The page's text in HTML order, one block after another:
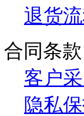
退货
合同条款
客户
隐私